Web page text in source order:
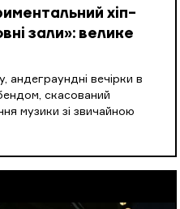
хіп-
зали»: велике
андеграундні вечірки в
скасований
музики зі звичайною